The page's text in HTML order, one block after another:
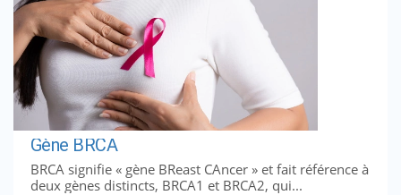
Gène BRCA
BRCA signifie « gène BReast CAncer » et fait référence à
deux gènes distincts, BRCA1 et BRCA2, qui...